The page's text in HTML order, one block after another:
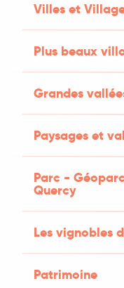
Villes et
Plus beaux
Grandes
Paysages et
Parc -
Quercy
Les vignobles
Patrimoine
animations :
fêtes votives,
Vous l’aurez
alors tous à vos